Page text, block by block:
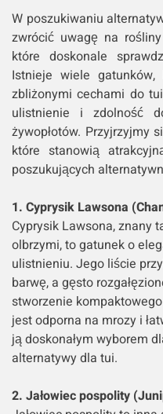
W poszukiwaniu
zwrócić uwagę na
które doskonale
Istnieje wiele
zbliżonymi cechami do
ulistnienie i zdolność
żywopłotów. Przyjrzyjmy
które stanowią
poszukujących
1. Cyprysik Lawsona
Cyprysik Lawsona, znany
olbrzymi, to gatunek o
ulistnieniu. Jego liście
barwę, a gęsto
stworzenie
jest odporna na mrozy i
ją doskonałym wyborem
alternatywy dla tui.
2. Jałowiec pospolity